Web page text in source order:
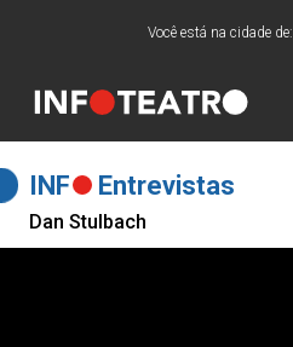
Você está na cidade de:
INF Entrevistas
Dan Stulbach